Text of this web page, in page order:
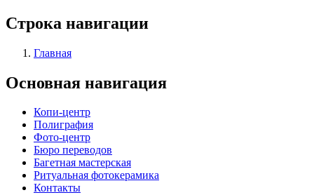
Строка навигации
Главная
Основная навигация
Копи-центр
Полиграфия
Фото-центр
Бюро переводов
Багетная мастерская
Ритуальная фотокерамика
Контакты